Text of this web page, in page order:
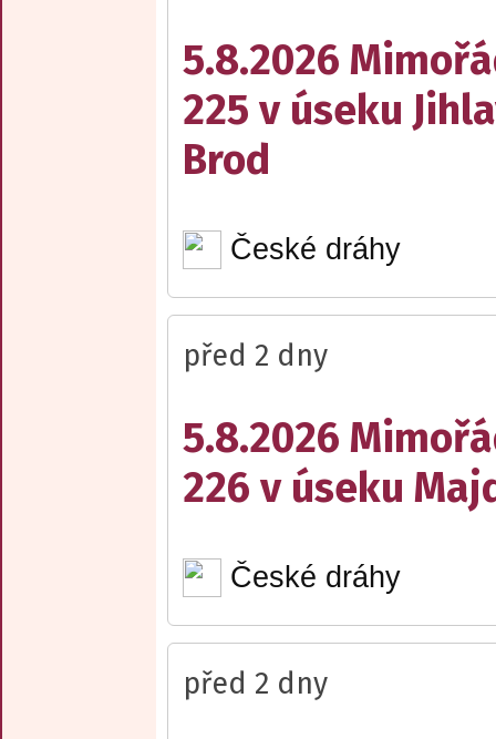
5.8.2026
225 v úseku
Brod
České dráhy
před 2 dny
5.8.2026
226 v úseku
České dráhy
před 2 dny